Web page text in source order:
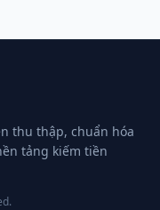
thu thập, chuẩn hóa
tảng kiếm tiền